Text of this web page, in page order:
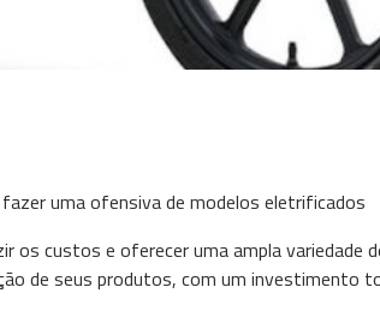
uma ofensiva de modelos eletrificados
custos e oferecer uma ampla variedade
de seus produtos, com um investimento